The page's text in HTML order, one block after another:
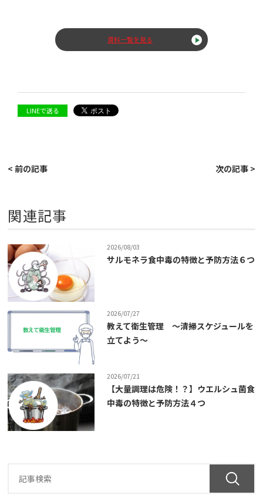
資料一覧を見る
LINEで送る
< 前の記事 次の記事 >
関連記事
2026/08/03
サルモネラ食中毒の特徴と予防方法６つ
2026/07/27
教えて衛生管理 ～清掃スケジュールを
立てよう～
2026/07/21
【大量調理は危険！？】ウエルシュ菌食
中毒の特徴と予防方法４つ